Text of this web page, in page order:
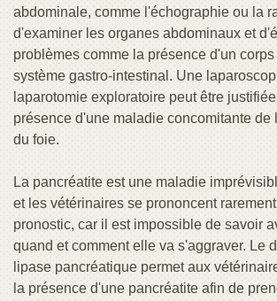
abdominale, comme l'échographie ou la
d'examiner les organes abdominaux et
problèmes comme la présence d'un
système gastro-intestinal. Une
laparotomie exploratoire peut être
présence d'une maladie concomitante de
du foie.
La pancréatite est une maladie
et les vétérinaires se prononcent
pronostic, car il est impossible de savoir
quand et comment elle va s'aggraver. Le
lipase pancréatique permet aux
la présence d'une pancréatite afin de